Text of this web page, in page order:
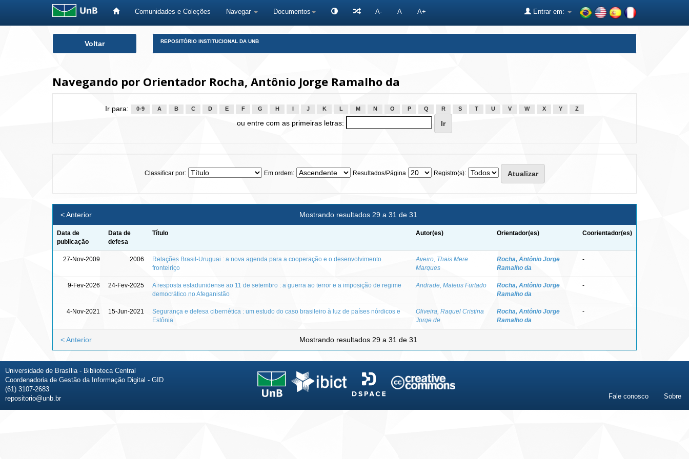
Comunidades e Coleções Navegar Documentos A- A A+ Entrar em:
Voltar REPOSITÓRIO INSTITUCIONAL DA UNB
Navegando por Orientador Rocha, Antônio Jorge Ramalho da
Ir para: 0-9 A B C D E F G H J K L M N O P Q R S T U V W X Y Z
ou entre com as primeiras letras:
Classificar por: Em ordem: Resultados/Página Registro(s):
Mostrando resultados 29 a 31 de 31
< Anterior
Data de
publicação
Data de
defesa
Título Autor(es) Orientador(es) Coorientador(es)
27-Nov-2009 2006
Relações Brasil-Uruguai : a nova agenda para a cooperação e o desenvolvimento
fronteiriço
Aveiro, Thais Mere
Marques
Rocha, Antônio Jorge
Ramalho da
-
9-Fev-2026 24-Fev-2025
A resposta estadunidense ao 11 de setembro : a guerra ao terror e a imposição de regime
democrático no Afeganistão
Andrade, Mateus Furtado
Rocha, Antônio Jorge
Ramalho da
-
4-Nov-2021 15-Jun-2021
Segurança e defesa cibernética : um estudo do caso brasileiro à luz de países nórdicos e
Estônia
Oliveira, Raquel Cristina
Jorge de
Rocha, Antônio Jorge
Ramalho da
-
Mostrando resultados 29 a 31 de 31
< Anterior
Universidade de Brasília - Biblioteca Central
Coordenadoria de Gestão da Informação Digital - GID
(61) 3107-2683
repositorio@unb.br
Fale conosco Sobre